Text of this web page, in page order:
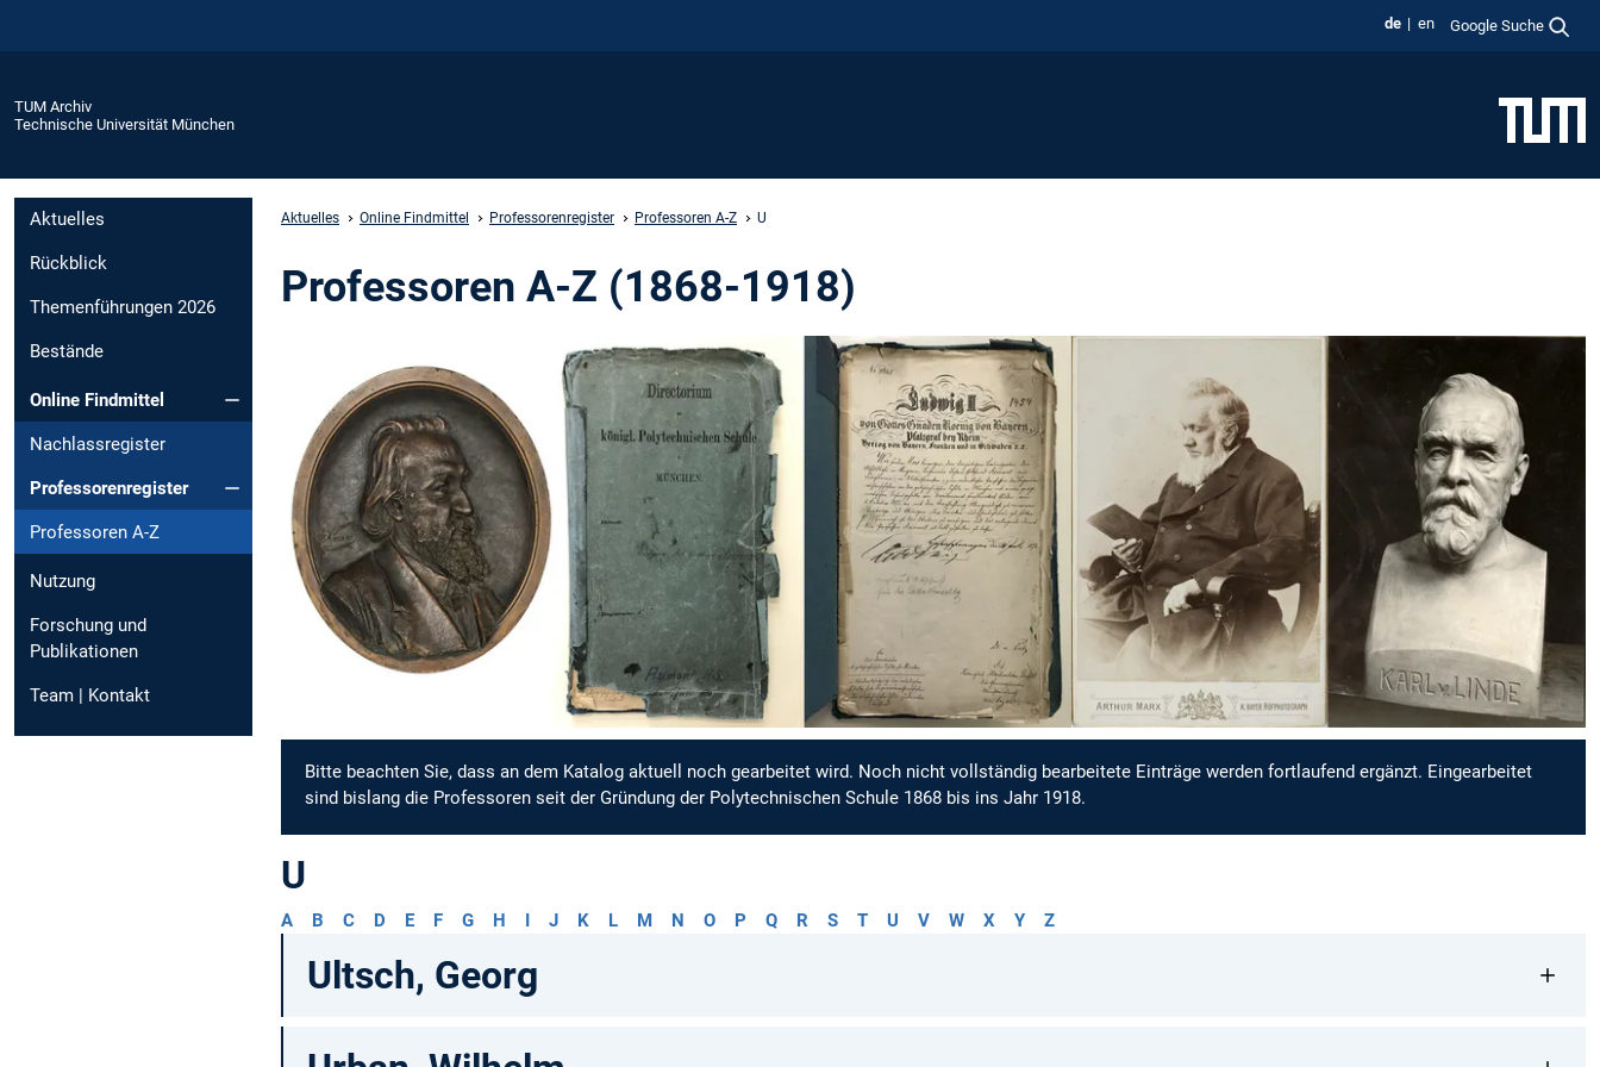
de en Google Suche
TUM Archiv
Technische Universität München
Aktuelles
Rückblick
Themenführungen 2026
Bestände
Online Findmittel
Nachlassregister
Professorenregister
Professoren A-Z
Nutzung
Forschung und
Publikationen
Team | Kontakt
Aktuelles Online Findmittel Professorenregister Professoren A-Z U
Professoren A-Z (1868-1918)
Bitte beachten Sie, dass an dem Katalog aktuell noch gearbeitet wird. Noch nicht vollständig bearbeitete Einträge werden fortlaufend ergänzt. Eingearbeitet
sind bislang die Professoren seit der Gründung der Polytechnischen Schule 1868 bis ins Jahr 1918.
U
A B C D E F G H I J K L M N O P Q R S T U V W X Y Z
Ultsch, Georg